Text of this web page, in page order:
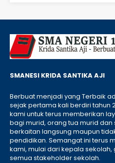
SMANESI KRIDA SANTIKA AJI
Berbuat menjadi yang Terbaik
sejak pertama kali berdiri tahun
kami untuk terus memberikan
bagi murid, orang tua murid
berkaitan langsung maupun
pendidikan. Semangat ini terus
kami, mulai dari kepala sekolah,
semua stakeholder sekolah.